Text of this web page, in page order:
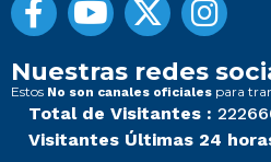
Nuestras redes
Estos No son canales oficiales para
Total de Visitantes :
Visitantes Últimas 24